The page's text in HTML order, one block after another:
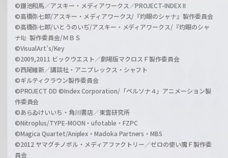
©鎌池和馬／アスキー・メディアワークス／PROJECT-INDEX II
©高橋弥七郎/アスキー・メディアワークス/『灼眼のシャナ』製作委員会
©高橋弥七郎/いとうのいぢ/アスキー・メディアワークス/『灼眼のシャ
ナII』製作委員会/ＭＢＳ
©VisualArt's/Key
©2009,2011 ビックウエスト／劇場版マクロスＦ製作委員会
©西尾維新／講談社・アニプレックス・シャフト
©ギルティクラウン製作委員会
©PROJECT DD ©Index Corporation/「ペルソナ４」アニメーション製
作委員会
©あらゐけいいち・角川書店／東雲研究所
©Nitroplus/TYPE-MOON・ufotable・FZPC
©Magica Quartet/Aniplex・Madoka Partners・MBS
©2012 ヤマグチノボル・メディアファクトリー／ゼロの使い魔Ｆ製作委
員会